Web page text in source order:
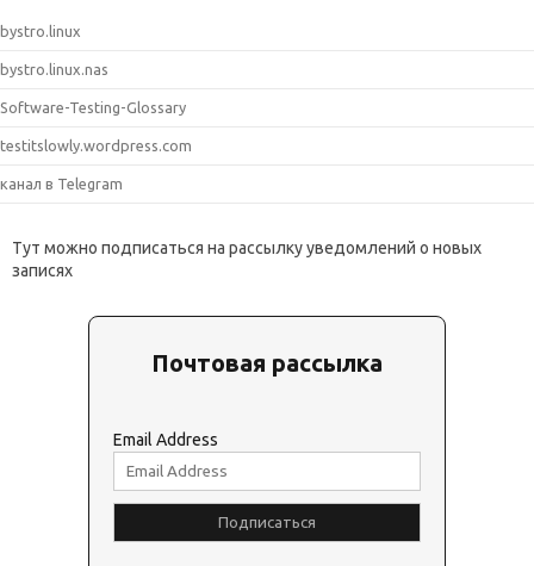
bystro.linux
bystro.linux.nas
Software-Testing-Glossary
testitslowly.wordpress.com
канал в Telegram
Тут можно подписаться на рассылку уведомлений о новых
записях
Почтовая рассылка
Email Address